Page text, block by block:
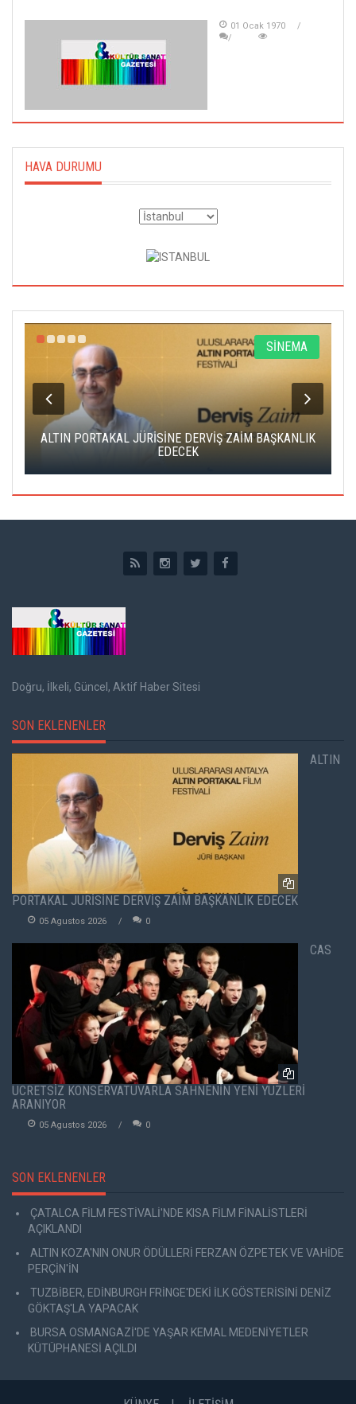
01 Ocak 1970
HAVA DURUMU
SİNEMA
ALTIN PORTAKAL JÜRİSİNE DERVİŞ ZAİM BAŞKANLIK
EDECEK
Doğru, İlkeli, Güncel, Aktif Haber Sitesi
SON EKLENENLER
ALTIN
PORTAKAL JÜRİSİNE DERVİŞ ZAİM BAŞKANLIK EDECEK
05 Agustos 2026 0
CAS
ÜCRETSİZ KONSERVATUVARLA SAHNENİN YENİ YÜZLERİ
ARANIYOR
05 Agustos 2026 0
SON EKLENENLER
ÇATALCA FİLM FESTİVALİ'NDE KISA FİLM FİNALİSTLERİ
AÇIKLANDI
ALTIN KOZA'NIN ONUR ÖDÜLLERİ FERZAN ÖZPETEK VE VAHİDE
PERÇİN'İN
TUZBİBER, EDİNBURGH FRİNGE'DEKİ İLK GÖSTERİSİNİ DENİZ
GÖKTAŞ'LA YAPACAK
BURSA OSMANGAZİ'DE YAŞAR KEMAL MEDENİYETLER
KÜTÜPHANESİ AÇILDI